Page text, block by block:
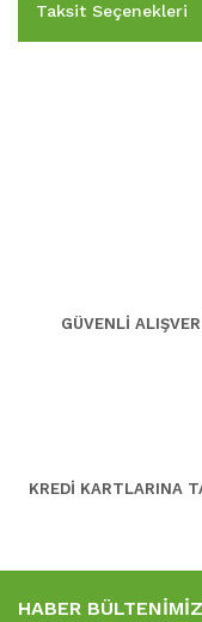
Taksit Seçenekleri
GÜVENLİ
KREDİ KARTLARINA
HABER